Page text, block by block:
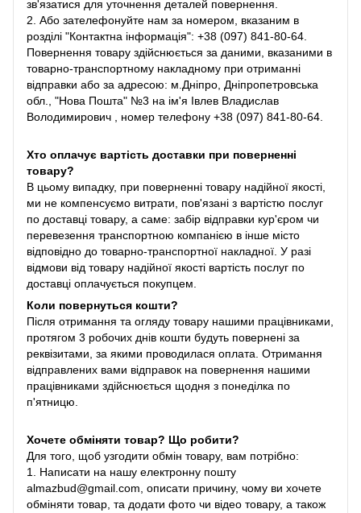
зв'язатися для уточнення деталей повернення.
2. Або зателефонуйте нам за номером, вказаним в
розділі "Контактна інформація": +38 (097) 841-80-64.
Повернення товару здійснюється за даними, вказаними в
товарно-транспортному накладному при отриманні
відправки або за адресою: м.Дніпро, Дніпропетровська
обл., "Нова Пошта" №3 на ім'я Івлев Владислав
Володимирович , номер телефону +38 (097) 841-80-64.
Хто оплачує вартість доставки при поверненні
товару?
В цьому випадку, при поверненні товару надійної якості,
ми не компенсуємо витрати, пов'язані з вартістю послуг
по доставці товару, а саме: забір відправки кур'єром чи
перевезення транспортною компанією в інше місто
відповідно до товарно-транспортної накладної. У разі
відмови від товару надійної якості вартість послуг по
доставці оплачується покупцем.
Коли повернуться кошти?
Після отримання та огляду товару нашими працівниками,
протягом 3 робочих днів кошти будуть повернені за
реквізитами, за якими проводилася оплата. Отримання
відправлених вами відправок на повернення нашими
працівниками здійснюється щодня з понеділка по
п'ятницю.
Хочете обміняти товар? Що робити?
Для того, щоб узгодити обмін товару, вам потрібно:
1. Написати на нашу електронну пошту
almazbud@gmail.com, описати причину, чому ви хочете
обміняти товар, та додати фото чи відео товару, а також